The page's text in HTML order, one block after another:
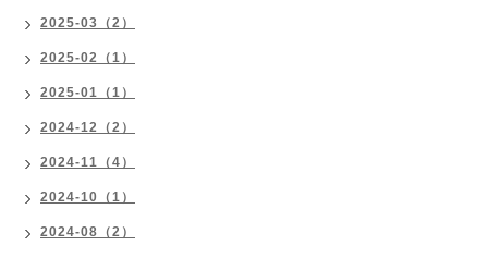
2025-03（2）
2025-02（1）
2025-01（1）
2024-12（2）
2024-11（4）
2024-10（1）
2024-08（2）